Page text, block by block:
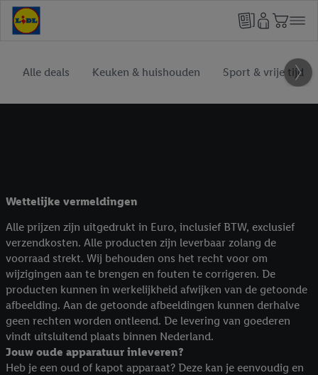
Alle deals Keuken & huishouden Sport & vrije tijd
Wettelijke vermeldingen
Alle prijzen zijn uitgedrukt in Euro, inclusief BTW, exclusief
verzendkosten. Alle producten zijn leverbaar zolang de
voorraad strekt. Wij behouden ons het recht voor om
wijzigingen aan te brengen en fouten te corrigeren. De
producten kunnen in werkelijkheid afwijken van de getoonde
afbeelding. Aan de getoonde afbeeldingen kunnen derhalve
geen rechten worden ontleend. De levering van goederen
vindt uitsluitend plaats binnen Nederland.
Jouw oude apparatuur inleveren?
Heb je een oud of kapot apparaat? Deze kan je eenvoudig en